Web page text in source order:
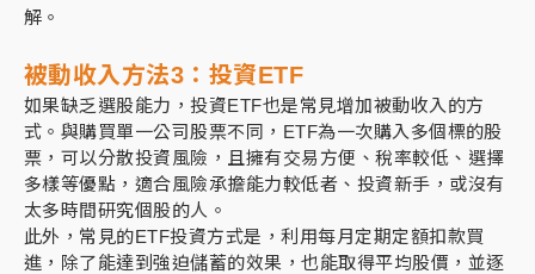
解。
被動收入方法3： 投資ETF
如果缺乏選股能力，投資ETF也是常見增加被動收入的方
式。與購買單一公司股票不同，ETF為一次購入多個標的股
票，可以分散投資風險，且擁有交易方便、稅率較低、選擇
多樣等優點，適合風險承擔能力較低者、投資新手，或沒有
太多時間研究個股的人。
此外，常見的ETF投資方式是，利用每月定期定額扣款買
進，除了能達到強迫儲蓄的效果，也能取得平均股價，並逐